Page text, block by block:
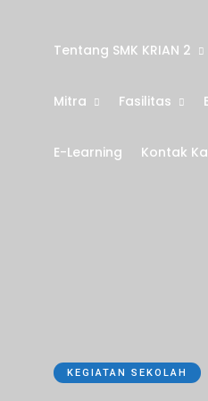
Tentang SMK KRIAN 2
Mitra Fasilitas
E-Learning Kontak
KEGIATAN SEKOLAH